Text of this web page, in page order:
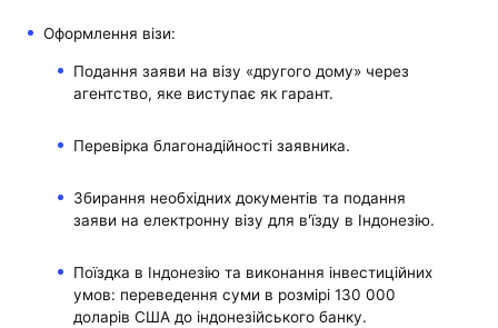
Оформлення візи:
Подання заяви на візу «другого дому» через
агентство, яке виступає як гарант.
Перевірка благонадійності заявника.
Збирання необхідних документів та подання
заяви на електронну візу для в'їзду в Індонезію.
Поїздка в Індонезію та виконання інвестиційних
умов: переведення суми в розмірі 130 000
доларів США до індонезійського банку.